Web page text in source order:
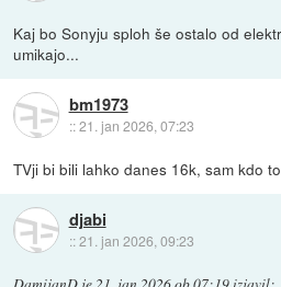
Kaj bo Sonyju sploh še ostalo od
umikajo...
bm1973
::21. jan 2026, 07:23
TVji bi bili lahko danes 16k, sam kdo
djabi
::21. jan 2026, 09:23